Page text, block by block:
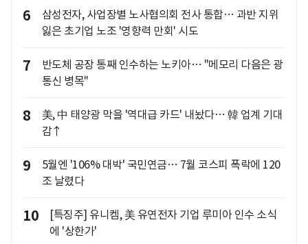
6
삼성전자, 사업장별 노사협의회 전사 통합… 과반 지위
잃은 초기업 노조 '영향력 만회' 시도
7
반도체 공장 통째 인수하는 노키아… "메모리 다음은 광
통신 병목"
8
美, 中 태양광 막을 '역대급 카드' 내놨다… 韓 업계 기대
감↑
9
5월엔 '106% 대박' 국민연금… 7월 코스피 폭락에 120
조 날렸다
10
[특징주] 유니켐, 美 유연전자 기업 루미아 인수 소식
에 '상한가'